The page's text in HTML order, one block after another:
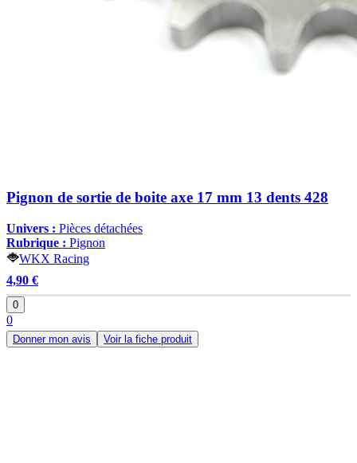
Pignon de sortie de boite axe 17 mm 13 dents 428
Univers : Pièces détachées
Rubrique : Pignon
WKX Racing
4,90 €
0
0
Donner mon avis Voir la fiche produit